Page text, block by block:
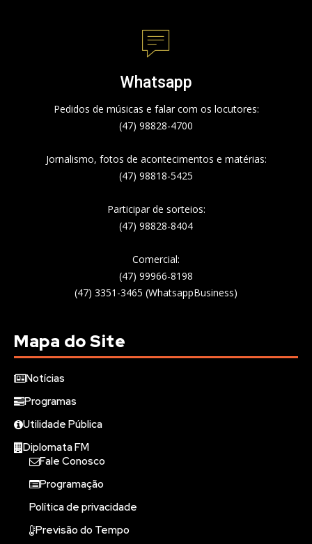
Whatsapp
Pedidos de músicas e falar com os locutores:
(47) 98828-4700
Jornalismo, fotos de acontecimentos e matérias:
(47) 98818-5425
Participar de sorteios:
(47) 98828-8404
Comercial:
(47) 99966-8198
(47) 3351-3465 (WhatsappBusiness)
Mapa do Site
Notícias
Programas
Utilidade Pública
Diplomata FM
Fale Conosco
Programação
Política de privacidade
Previsão do Tempo